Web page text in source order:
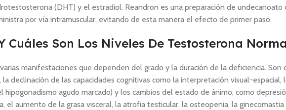
(DHT) y el estradiol. Reandron es una preparación de undecanoato
por vía intramuscular, evitando de esta manera el efecto de primer paso.
Cuáles Son Los Niveles De Testosterona
manifestaciones que dependen del grado y la duración de la deficiencia. Son
declinación de las capacidades cognitivas como la interpretación visual-espacial,
agudo marcado) y los cambios del estado de ánimo, como
el aumento de la grasa visceral, la atrofia testicular, la osteopenia, la